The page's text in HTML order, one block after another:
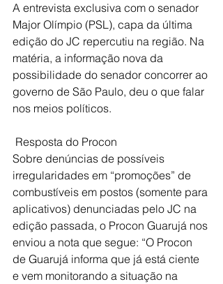
A entrevista exclusiva com o senador
Major Olímpio (PSL), capa da última
edição do JC repercutiu na região. Na
matéria, a informação nova da
possibilidade do senador concorrer ao
governo de São Paulo, deu o que falar
nos meios políticos.
Resposta do Procon
Sobre denúncias de possíveis
irregularidades em “promoções” de
combustíveis em postos (somente para
aplicativos) denunciadas pelo JC na
edição passada, o Procon Guarujá nos
enviou a nota que segue: “O Procon
de Guarujá informa que já está ciente
e vem monitorando a situação na